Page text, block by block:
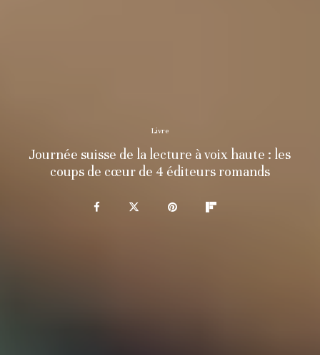
Livre
Journée suisse de la lecture à voix haute : les
coups de cœur de 4 éditeurs romands